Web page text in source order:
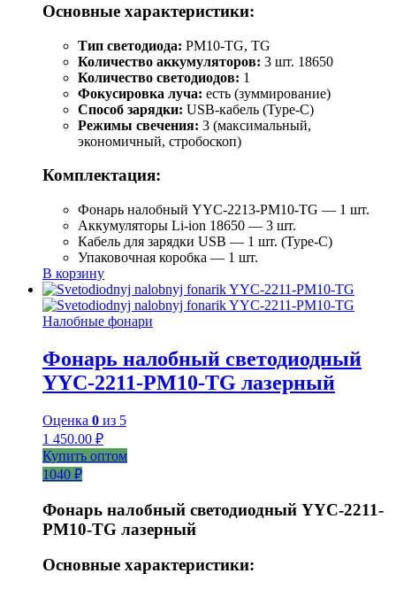
Основные характеристики:
Тип светодиода: PM10-TG, TG
Количество аккумуляторов: 3 шт. 18650
Количество светодиодов: 1
Фокусировка луча: есть (зуммирование)
Способ зарядки: USB-кабель (Type-C)
Режимы свечения: 3 (максимальный,
экономичный, стробоскоп)
Комплектация:
Фонарь налобный YYC-2213-PM10-TG — 1 шт.
Аккумуляторы Li-ion 18650 — 3 шт.
Кабель для зарядки USB — 1 шт. (Type-C)
Упаковочная коробка — 1 шт.
В корзину
Налобные фонари
Фонарь налобный светодиодный
YYC-2211-PM10-TG лазерный
Оценка 0 из 5
1 450.00 ₽
Купить оптом
1040 ₽
Фонарь налобный светодиодный YYC-2211-
PM10-TG лазерный
Основные характеристики: